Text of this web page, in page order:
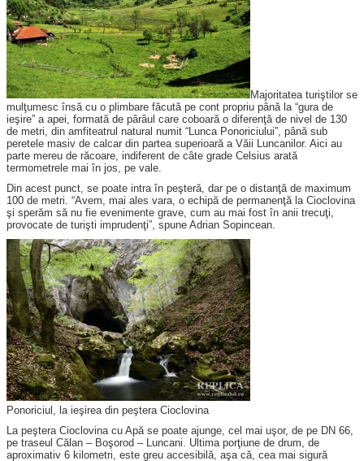
Majoritatea turiştilor se
mulţumesc însă cu o plimbare făcută pe cont propriu până la “gura de
ieşire” a apei, formată de pârâul care coboară o diferenţă de nivel de 130
de metri, din amfiteatrul natural numit “Lunca Ponoriciului”, până sub
peretele masiv de calcar din partea superioară a Văii Luncanilor. Aici au
parte mereu de răcoare, indiferent de câte grade Celsius arată
termometrele mai în jos, pe vale.
Din acest punct, se poate intra în peşteră, dar pe o distanţă de maximum
100 de metri. “Avem, mai ales vara, o echipă de permanenţă la Cioclovina
şi sperăm să nu fie evenimente grave, cum au mai fost în anii trecuţi,
provocate de turişti imprudenţi”, spune Adrian Sopincean.
Ponoriciul, la ieşirea din peştera Cioclovina
La peştera Cioclovina cu Apă se poate ajunge, cel mai uşor, de pe DN 66,
pe traseul Călan – Boşorod – Luncani. Ultima porţiune de drum, de
aproximativ 6 kilometri, este greu accesibilă, aşa că, cea mai sigură